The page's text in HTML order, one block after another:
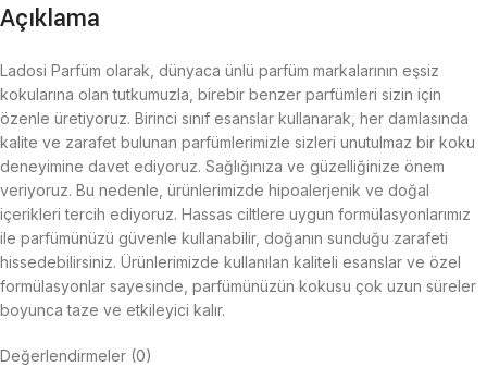
Açıklama
Ladosi Parfüm olarak, dünyaca ünlü parfüm markalarının eşsiz
kokularına olan tutkumuzla, birebir benzer parfümleri sizin için
özenle üretiyoruz. Birinci sınıf esanslar kullanarak, her damlasında
kalite ve zarafet bulunan parfümlerimizle sizleri unutulmaz bir koku
deneyimine davet ediyoruz. Sağlığınıza ve güzelliğinize önem
veriyoruz. Bu nedenle, ürünlerimizde hipoalerjenik ve doğal
içerikleri tercih ediyoruz. Hassas ciltlere uygun formülasyonlarımız
ile parfümünüzü güvenle kullanabilir, doğanın sunduğu zarafeti
hissedebilirsiniz. Ürünlerimizde kullanılan kaliteli esanslar ve özel
formülasyonlar sayesinde, parfümünüzün kokusu çok uzun süreler
boyunca taze ve etkileyici kalır.
Değerlendirmeler (0)